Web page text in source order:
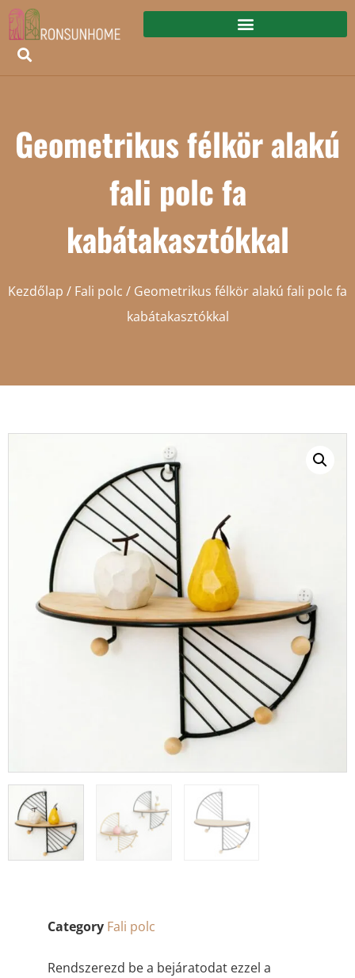
Geometrikus félkör alakú
fali polc fa
kabátakasztókkal
Kezdőlap / Fali polc / Geometrikus félkör alakú fali polc fa
kabátakasztókkal
Category Fali polc
Rendszerezd be a bejáratodat ezzel a